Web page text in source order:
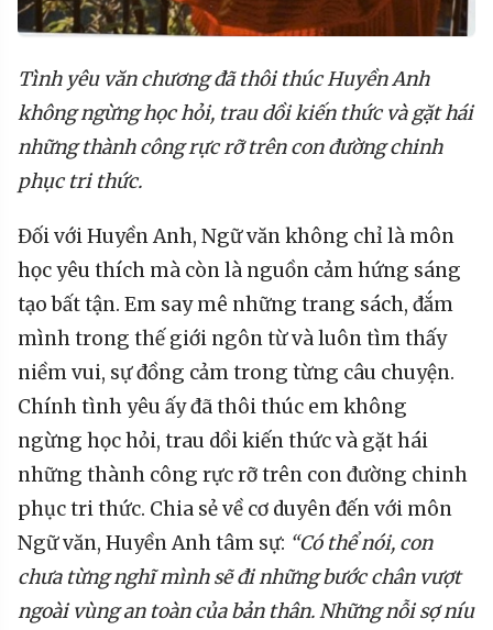
Tìnhyêu văn chươngđã thôi thúc HuyềnAnh
không ngừng học hỏi, trau dồi kiến thức và gặt hái
những thành công rực rỡ trên con đường chinh
phục tri thức.
Đối với Huyền Anh, Ngữ văn không chỉ là môn
học yêu thích mà còn là nguồn cảm hứng sáng
tạo bất tận. Em say mê những trang sách, đắm
mình trong thế giới ngôn từ và luôn tìm thấy
niềm vui, sự đồng cảm trong từng câu chuyện.
Chính tình yêu ấy đã thôi thúc em không
ngừng học hỏi, trau dồi kiến thức và gặt hái
những thành công rực rỡ trên con đường chinh
phục tri thức. Chia sẻ về cơ duyên đến với môn
Ngữ văn, Huyền Anh tâm sự: “Có thể nói, con
chưa từng nghĩ mình sẽ đi những bước chân vượt
ngoài vùng an toàn của bản thân. Những nỗi sợ níu